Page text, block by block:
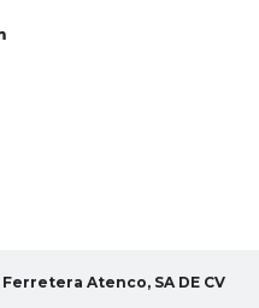
Ferretera Atenco, SA DE CV